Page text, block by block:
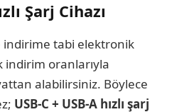
Şarj Cihazı
indirime tabi elektronik
indirim oranlarıyla
alabilirsiniz. Böylece
USB-C + USB-A hızlı şarj